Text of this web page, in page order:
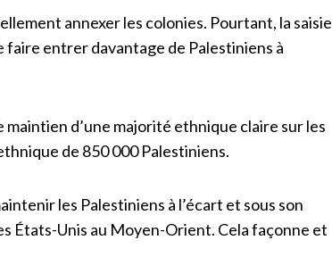
annexer les colonies. Pourtant, la saisie
entrer davantage de Palestiniens à
d’une majorité ethnique claire sur les
de 850 000 Palestiniens.
les Palestiniens à l’écart et sous son
États-Unis au Moyen-Orient. Cela façonne et